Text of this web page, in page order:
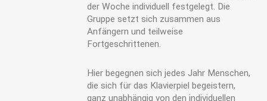
der Woche individuell festgelegt. Die
Gruppe setzt sich zusammen aus
Anfängern und teilweise
Fortgeschrittenen.
Hier begegnen sich jedes Jahr Menschen,
die sich für das Klavierpiel begeistern,
ganz unabhängig von den individuellen